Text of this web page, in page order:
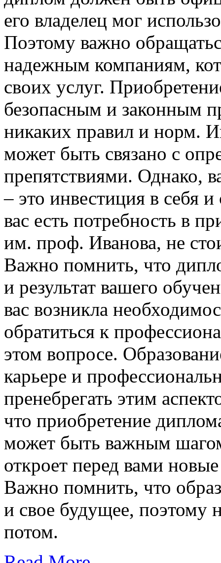
его владелец мог
Поэтому важно
надежным компаниям,
своих услуг.
безопасным и законным
никаких правил и норм.
может быть связано с
препятствиями. Однако,
– это инвестиция в себя
вас есть потребность в
им. проф. Иванова, не
Важно помнить, что
и результат вашего
вас возникла
обратиться к
этом вопросе.
карьере и
пренебрегать этим
что приобретение
может быть важным
откроет перед вами
Важно помнить, что
и свое будущее, поэтому
потом.